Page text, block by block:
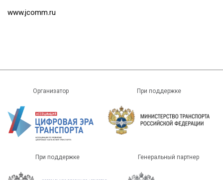
www.jcomm.ru
Организатор При поддержке
При поддержке Генеральный партнер